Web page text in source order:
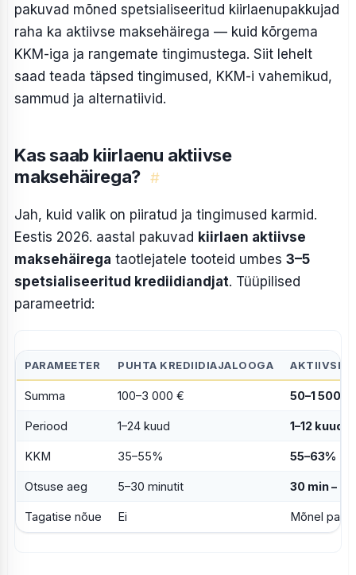
pakuvad mõned spetsialiseeritud kiirlaenupakkujad
raha ka aktiivse maksehäirega — kuid kõrgema
KKM-iga ja rangemate tingimustega. Siit lehelt
saad teada täpsed tingimused, KKM-i vahemikud,
sammud ja alternatiivid.
Kas saab kiirlaenu aktiivse
maksehäirega? #
Jah, kuid valik on piiratud ja tingimused karmid.
Eestis 2026. aastal pakuvad kiirlaen aktiivse
maksehäirega taotlejatele tooteid umbes 3–5
spetsialiseeritud krediidiandjat. Tüüpilised
parameetrid:
PARAMEETER PUHTA KREDIIDIAJALOOGA AKTIIVSE
Summa 100–3 000 € 50–1 500 €
Periood 1–24 kuud 1–12 kuud
KKM 35–55% 55–63%
Otsuse aeg 5–30 minutit 30 min – 24
Tagatise nõue Ei Mõnel